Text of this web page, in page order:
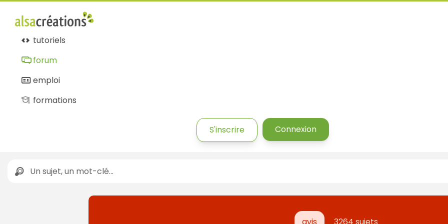
tutoriels
forum
emploi
formations
S'inscrire Connexion